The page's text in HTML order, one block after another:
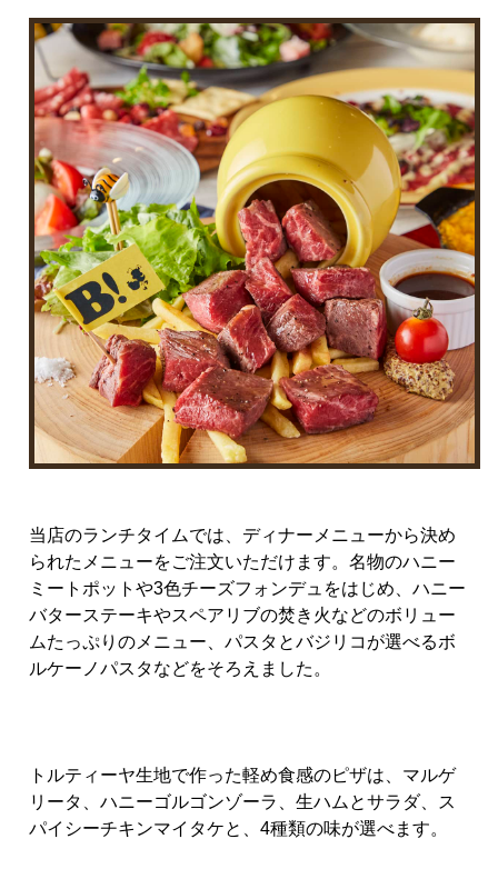
当店のランチタイムでは、ディナーメニューから決め
られたメニューをご注文いただけます。名物のハニー
ミートポットや3色チーズフォンデュをはじめ、ハニー
バターステーキやスペアリブの焚き火などのボリュー
ムたっぷりのメニュー、パスタとバジリコが選べるボ
ルケーノパスタなどをそろえました。
トルティーヤ生地で作った軽め食感のピザは、マルゲ
リータ、ハニーゴルゴンゾーラ、生ハムとサラダ、ス
パイシーチキンマイタケと、4種類の味が選べます。